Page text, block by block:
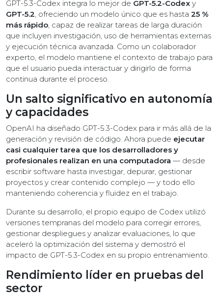
GPT-5.3-Codex integra lo mejor de GPT-5.2-Codex y
GPT-5.2, ofreciendo un modelo único que es hasta 25 %
más rápido, capaz de realizar tareas de larga duración
que incluyen investigación, uso de herramientas externas
y ejecución técnica avanzada. Como un colaborador
experto, el modelo mantiene el contexto de trabajo para
que el usuario pueda interactuar y dirigirlo de forma
continua durante el proceso.
Un salto significativo en autonomía
y capacidades
OpenAI ha diseñado GPT-5.3-Codex para ir más allá de la
generación y revisión de código. Ahora puede ejecutar
casi cualquier tarea que los desarrolladores y
profesionales realizan en una computadora — desde
escribir software hasta investigar, depurar, gestionar
proyectos y crear contenido complejo — y todo ello
manteniendo coherencia y fluidez en el trabajo.
Durante su desarrollo, el propio equipo de Codex utilizó
versiones tempranas del modelo para corregir errores,
gestionar despliegues y analizar evaluaciones, lo que
aceleró la optimización del sistema y demostró el
impacto de GPT-5.3-Codex en su propio entrenamiento.
Rendimiento líder en pruebas del
sector